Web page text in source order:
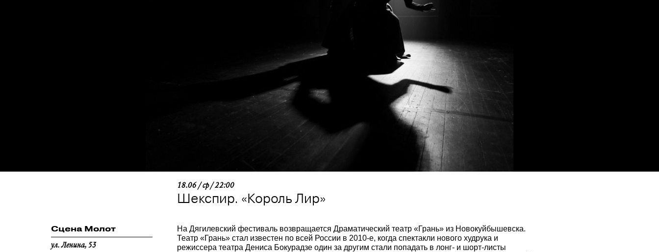
18.06 / ср / 22:00
Шекспир. «Король Лир»
Сцена Молот
ул. Ленина, 53
На Дягилевский фестиваль возвращается Драматический театр «Грань» из Новокуйбышевска.
Театр «Грань» стал известен по всей России в 2010-е, когда спектакли нового худрука и
режиссера театра Дениса Бокурадзе один за другим стали попадать в лонг- и шорт-листы